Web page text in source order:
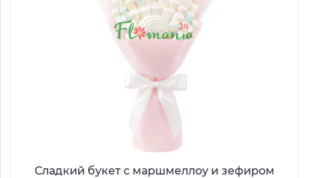
Сладкий букет с маршмеллоу и зефиром